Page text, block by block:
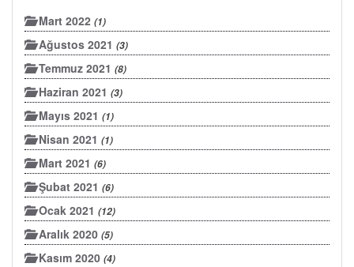
Mart 2022 (1)
Ağustos 2021 (3)
Temmuz 2021 (8)
Haziran 2021 (3)
Mayıs 2021 (1)
Nisan 2021 (1)
Mart 2021 (6)
Şubat 2021 (6)
Ocak 2021 (12)
Aralık 2020 (5)
Kasım 2020 (4)